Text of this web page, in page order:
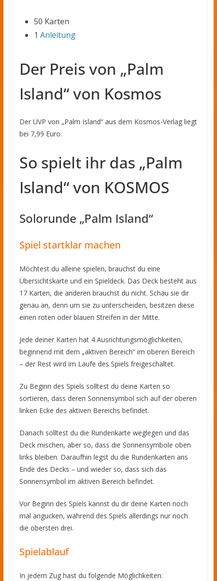
50 Karten
1 Anleitung
Der Preis von „Palm
Island“ von Kosmos
Der UVP von „Palm Island“ aus dem Kosmos-Verlag liegt
bei 7,99 Euro.
So spielt ihr das „Palm
Island“ von KOSMOS
Solorunde „Palm Island“
Spiel startklar machen
Möchtest du alleine spielen, brauchst du eine
Übersichtskarte und ein Spieldeck. Das Deck besteht aus
17 Karten, die anderen brauchst du nicht. Schau sie dir
genau an, denn um sie zu unterscheiden, besitzen diese
einen roten oder blauen Streifen in der Mitte.
Jede deiner Karten hat 4 Ausrichtungsmöglichkeiten,
beginnend mit dem „aktiven Bereich“ im oberen Bereich
– der Rest wird im Laufe des Spiels freigeschaltet.
Zu Beginn des Spiels solltest du deine Karten so
sortieren, dass deren Sonnensymbol sich auf der oberen
linken Ecke des aktiven Bereichs befindet.
Danach solltest du die Rundenkarte weglegen und das
Deck mischen, aber so, dass die Sonnensymbole oben
links bleiben. Daraufhin legst du die Rundenkarten ans
Ende des Decks – und wieder so, dass sich das
Sonnensymbol im aktiven Bereich befindet.
Vor Beginn des Spiels kannst du dir deine Karten noch
mal angucken, während des Spiels allerdings nur noch
die obersten drei.
Spielablauf
In jedem Zug hast du folgende Möglichkeiten: